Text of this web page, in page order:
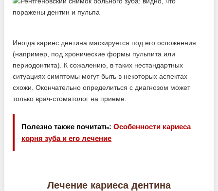
Иногда кариес дентина маскируется под его осложнения
(например, под хронические формы пульпита или
периодонтита). К сожалению, в таких нестандартных
ситуациях симптомы могут быть в некоторых аспектах
схожи. Окончательно определиться с диагнозом может
только врач-стоматолог на приеме.
Полезно также почитать:Особенности кариеса
корня зуба и его лечение
Лечение кариеса дентина